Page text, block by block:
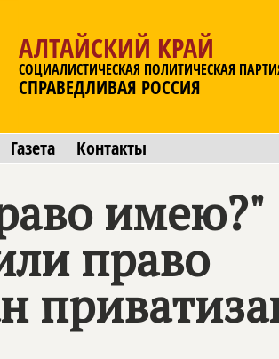
АЛТАЙСКИЙ КРАЙ
СОЦИАЛИСТИЧЕСКАЯ ПОЛИТИЧЕСКАЯ
СПРАВЕДЛИВАЯ РОССИЯ
Газета Контакты
имею?"
право